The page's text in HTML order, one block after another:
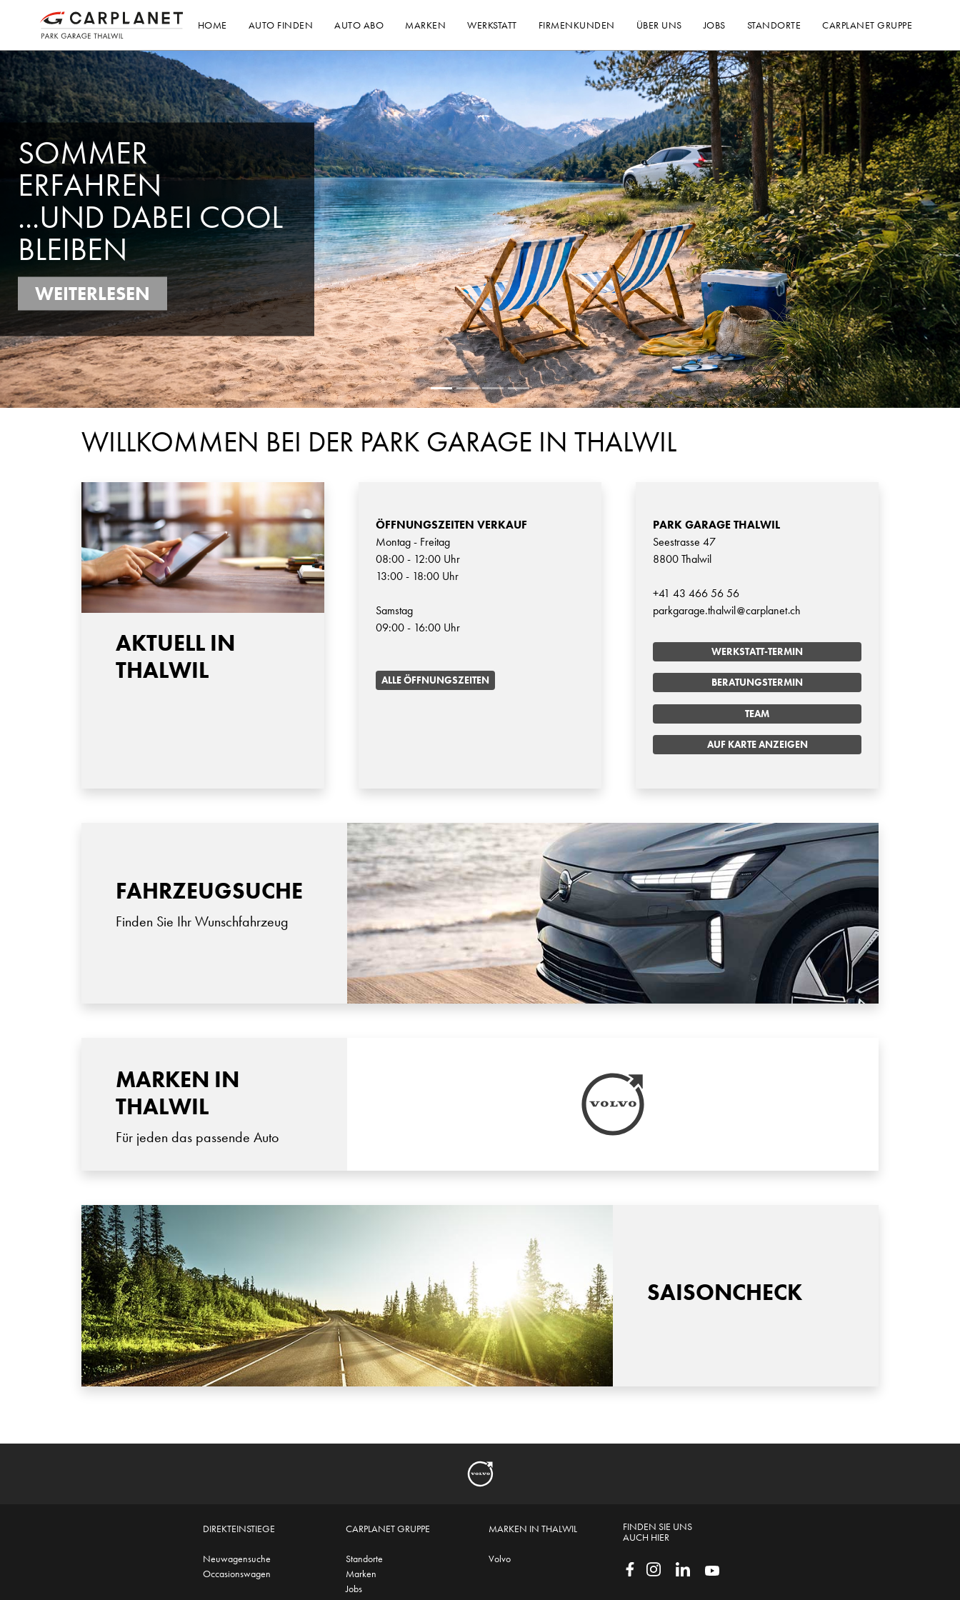
HOME AUTO FINDEN AUTO ABO MARKEN WERKSTATT FIRMENKUNDEN ÜBER UNS JOBS STANDORTE CARPLANET GRUPPE
WIR SIND
CARPLANET
WEITERLESEN
WILLKOMMEN BEI DER PARK GARAGE IN THALWIL
AKTUELL IN
THALWIL
ÖFFNUNGSZEITEN VERKAUF
Montag - Freitag
08:00 - 12:00 Uhr
13:00 - 18:00 Uhr
Samstag
09:00 - 16:00 Uhr
ALLE ÖFFNUNGSZEITEN
PARK GARAGE THALWIL
Seestrasse 47
8800 Thalwil
+41 43 466 56 56
parkgarage.thalwil
carplanetch
WERKSTATT-TERMIN
BERATUNGSTERMIN
TEAM
AUF KARTE ANZEIGEN
FAHRZEUGSUCHE
Finden Sie Ihr Wunschfahrzeug
MARKEN IN
THALWIL
Für jeden das passende Auto
SAISONCHECK
DIREKTEINSTIEGE
Neuwagensuche
Occasionswagen
CARPLANET GRUPPE
Standorte
Marken
Jobs
MARKEN IN THALWIL
Volvo
FINDEN SIE UNS
AUCH HIER